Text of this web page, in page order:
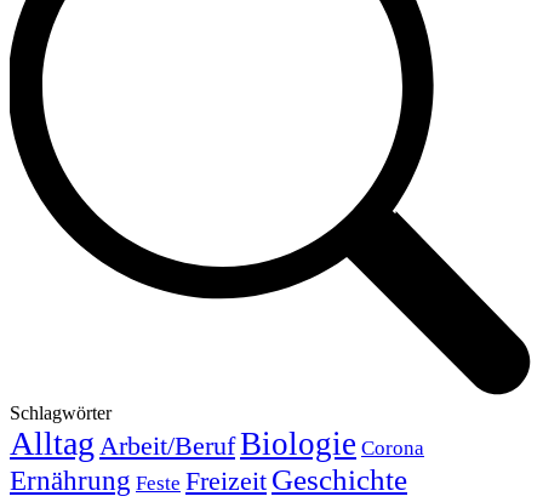
Schlagwörter
Alltag Arbeit/BerufBiologie Corona
Ernährung Feste Freizeit Geschichte